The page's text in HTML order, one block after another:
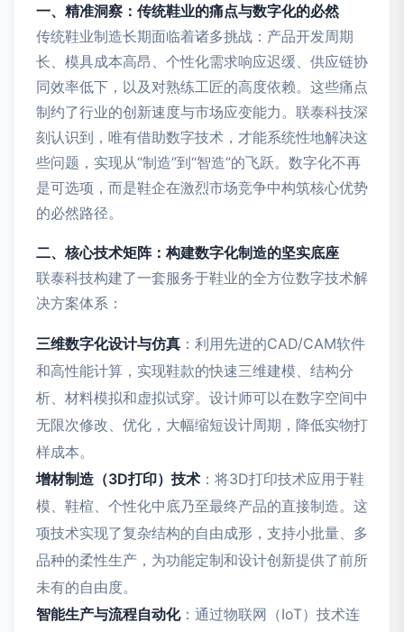
一、精准洞察：传统鞋业的痛点与数字化的必然
传统鞋业制造长期面临着诸多挑战：产品开发周期
长、模具成本高昂、个性化需求响应迟缓、供应链协
同效率低下，以及对熟练工匠的高度依赖。这些痛点
制约了行业的创新速度与市场应变能力。联泰科技深
刻认识到，唯有借助数字技术，才能系统性地解决这
些问题，实现从“制造”到“智造”的飞跃。数字化不再
是可选项，而是鞋企在激烈市场竞争中构筑核心优势
的必然路径。
二、核心技术矩阵：构建数字化制造的坚实底座
联泰科技构建了一套服务于鞋业的全方位数字技术解
决方案体系：
三维数字化设计与仿真 ：利用先进的CAD/CAM软件
和高性能计算，实现鞋款的快速三维建模、结构分
析、材料模拟和虚拟试穿。设计师可以在数字空间中
无限次修改、优化，大幅缩短设计周期，降低实物打
样成本。
增材制造（3D打印）技术 ：将3D打印技术应用于鞋
模、鞋楦、个性化中底乃至最终产品的直接制造。这
项技术实现了复杂结构的自由成形，支持小批量、多
品种的柔性生产，为功能定制和设计创新提供了前所
未有的自由度。
智能生产与流程自动化：通过物联网（IoT）技术连